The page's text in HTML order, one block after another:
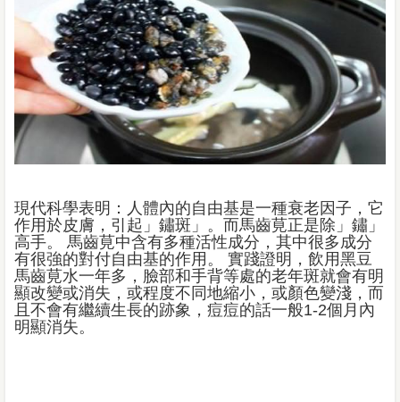
現代科學表明：人體內的自由基是一種衰老因子，它
作用於皮膚，引起」鏽斑」。而馬齒莧正是除」鏽」
高手。 馬齒莧中含有多種活性成分，其中很多成分
有很強的對付自由基的作用。 實踐證明，飲用黑豆
馬齒莧水一年多，臉部和手背等處的老年斑就會有明
顯改變或消失，或程度不同地縮小，或顏色變淺，而
且不會有繼續生長的跡象，痘痘的話一般1-2個月內
明顯消失。